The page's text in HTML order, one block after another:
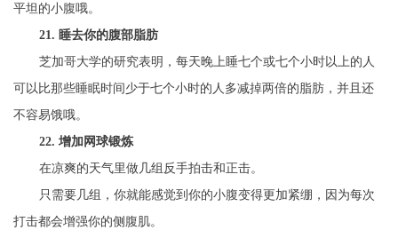
平坦的小腹哦。
21. 睡去你的腹部脂肪
芝加哥大学的研究表明，每天晚上睡七个或七个小时以上的人
可以比那些睡眠时间少于七个小时的人多减掉两倍的脂肪，并且还
不容易饿哦。
22. 增加网球锻炼
在凉爽的天气里做几组反手拍击和正击。
只需要几组，你就能感觉到你的小腹变得更加紧绷，因为每次
打击都会增强你的侧腹肌。